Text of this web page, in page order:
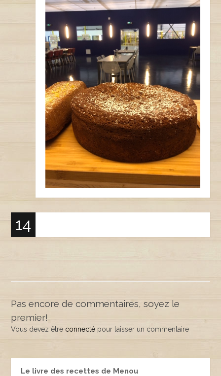
Pas encore de commentaires, soyez le
premier!
Vous devez être connecté pour laisser un commentaire
Le livre des recettes de Menou